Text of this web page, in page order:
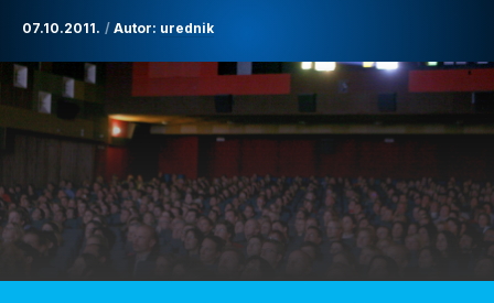
07.10.2011. Autor: urednik